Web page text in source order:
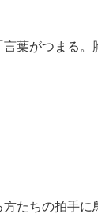
葉がつまる。
たちの拍手に